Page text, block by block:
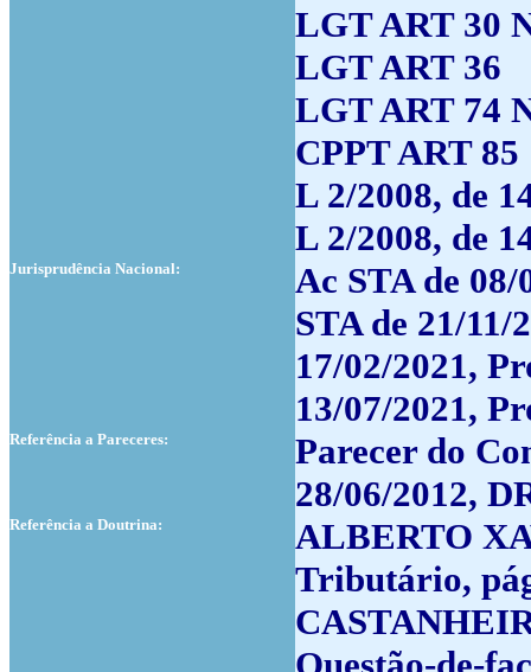
LGT ART 30
LGT ART 36
LGT ART 74
CPPT ART 85
L 2/2008, de
L 2/2008, de
Jurisprudência Nacional:
Ac STA de
STA de 21/
17/02/2021,
13/07/2021,
Referência a Pareceres:
Parecer do
28/06/2012,
Referência a Doutrina:
ALBERTO
Tributário,